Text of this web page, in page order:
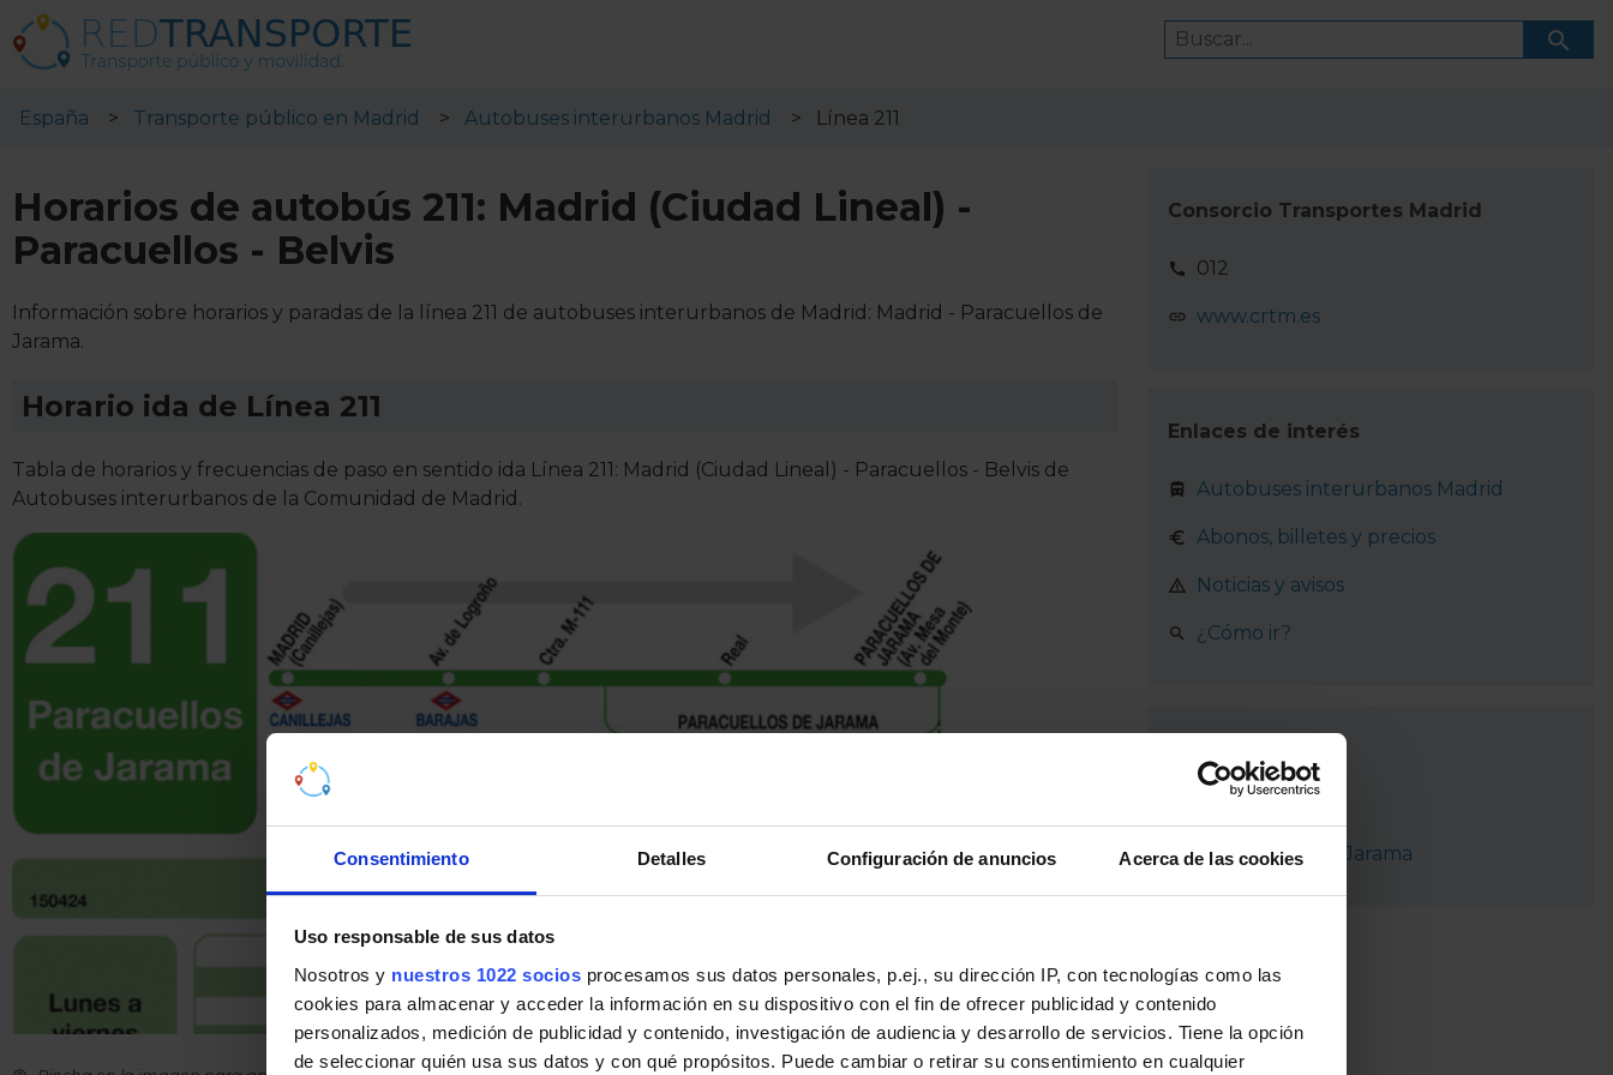
Consentimiento Detalles Configuración de anuncios Acerca de las cookies
Uso responsable de sus datos
Nosotros y nuestros 1022 socios procesamos sus datos personales, p.ej., su dirección IP, con tecnologías como las
cookies para almacenar y acceder la información en su dispositivo con el fin de ofrecer publicidad y contenido
personalizados, medición de publicidad y contenido, investigación de audiencia y desarrollo de servicios. Tiene la opción
de seleccionar quién usa sus datos y con qué propósitos. Puede cambiar o retirar su consentimiento en cualquier
España Transporte público en Madrid Autobuses interurbanos Madrid Línea 211
Horarios de autobús 211: Madrid (Ciudad Lineal) -
Paracuellos - Belvis
Información sobre horarios y paradas de la línea 211 de autobuses interurbanos de Madrid: Madrid - Paracuellos de
Jarama.
Horario ida de Línea 211
Tabla de horarios y frecuencias de paso en sentido ida Línea 211: Madrid (Ciudad Lineal) - Paracuellos - Belvis de
Autobuses interurbanos de la Comunidad de Madrid.
Consorcio Transportes Madrid
012
www.crtm.es
Enlaces de interés
Autobuses interurbanos Madrid
Abonos, billetes y precios
Noticias y avisos
¿Cómo ir?
Paracuellos de Jarama